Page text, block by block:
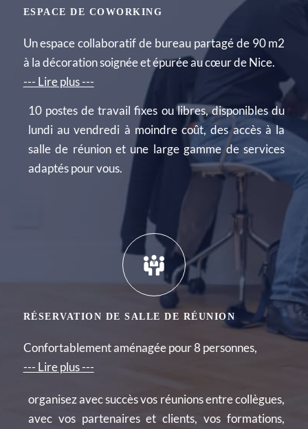
ESPACE DE COWORKING
Un espace collaboratif de bureau partagé de 90 m2
à la décoration soignée et épurée au cœur de Nice.
--- Lire plus ---
10 postes de travail fixes ou libres, disponibles du
lundi au vendredi à moindre coût, des accès à la
salle de réunion et une large gamme de services
adaptés pour vous.
RÉSERVATION DE SALLE DE RÉUNION
Confortablement aménagée pour 8 personnes,
--- Lire plus ---
organisez avec succès vos réunions entre collègues,
avec vos partenaires et clients, vos formations,